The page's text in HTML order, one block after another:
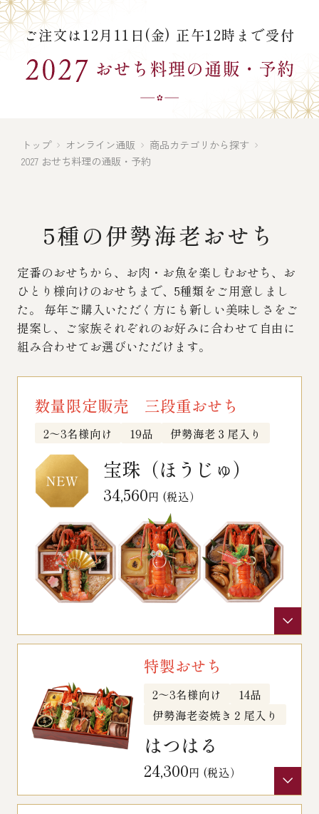
（中納言厨房）
プライバシーポリシー
レストラン商品
全ての商品を見る
中納言
伊勢海老料理（中納言厨房）
その他
価格で探す
～￥2,999
￥5,000～￥9,999
￥10,000～￥14,999
￥15,000～￥19,999
￥20,000～
冷凍商品一覧
常温商品一覧
ご注文は12月11日(金) 正午12時まで受付
トップ オンライン通販
商品カテゴリから探す
2027 おせち料理の通販・予約
5種の伊勢海老おせち
定番のおせちから、お肉・お魚を楽しむおせち、お
ひとり様向けのおせちまで、5種類をご用意しまし
た。
毎年ご購入いただく方にも新しい美味しさをご
提案し、
ご家族それぞれのお好みに合わせて自由に
組み合わせてお選びいただけます。
数量限定販売 三段重おせち
2～3名様向け 19品 伊勢海老３尾入り
宝珠（ほうじゅ）
34,560円 (税込）
特製おせち
2～3名様向け
14品
伊勢海老姿焼き２尾入り
はつはる
24,300円 (税込）